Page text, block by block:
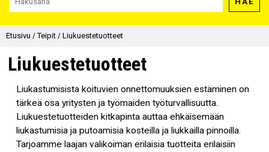
Etusivu /Teipit / Liukuestetuotteet
Liukuestetuotteet
Liukastumisista koituvien onnettomuuksien estäminen on
tärkeä osa yritysten ja työmaiden työturvallisuutta.
Liukuestetuotteiden kitkapinta auttaa ehkäisemään
liukastumisia ja putoamisia kosteilla ja liukkailla pinnoilla.
Tarjoamme laajan valikoiman erilaisia tuotteita erilaisiin